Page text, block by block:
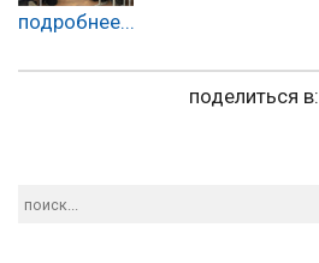
подробнее...
поделиться в: